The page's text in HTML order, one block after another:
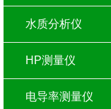
水质分析仪
HP测量仪
电导率测量仪